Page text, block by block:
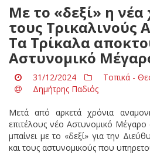
Με το «δεξί» η νέα
τους Τρικαλινούς
Τα Τρίκαλα
Αστυνομικό
31/12/2024
Τοπικά -
Δημήτρης Παδιός
Μετά από αρκετά χρόνια
επιτέλους νέο Αστυνομικό Μέγαρο
μπαίνει με το «δεξί» για την
και τους αστυνομικούς που